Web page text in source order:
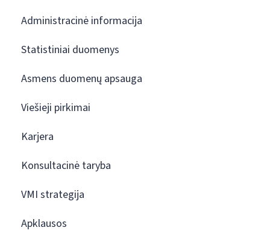
Administracinė informacija
Statistiniai duomenys
Asmens duomenų apsauga
Viešieji pirkimai
Karjera
Konsultacinė taryba
VMI strategija
Apklausos